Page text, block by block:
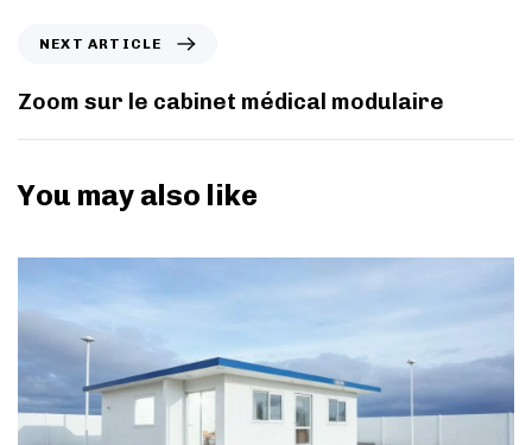
NEXT ARTICLE
Zoom sur le cabinet médical modulaire
You may also like